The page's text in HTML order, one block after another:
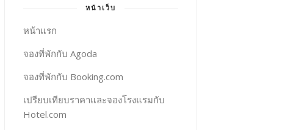
หน้าเว็บ
หน้าแรก
จองที่พักกับ Agoda
จองที่พักกับ Booking.com
เปรียบเทียบราคาและจองโรงแรมกับ
Hotel.com